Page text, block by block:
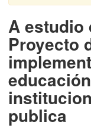
A estudio
Proyecto
publica